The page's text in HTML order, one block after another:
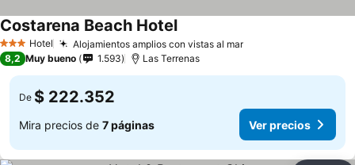
3 Estrellas
Hotel Alojamientos amplios con vistas al marVer precios
Costarena Beach HotelVer precios
8,2 Muy bueno 1.593 Las Terrenas
De $ 222.352
Mira precios de 7 páginas Ver precios